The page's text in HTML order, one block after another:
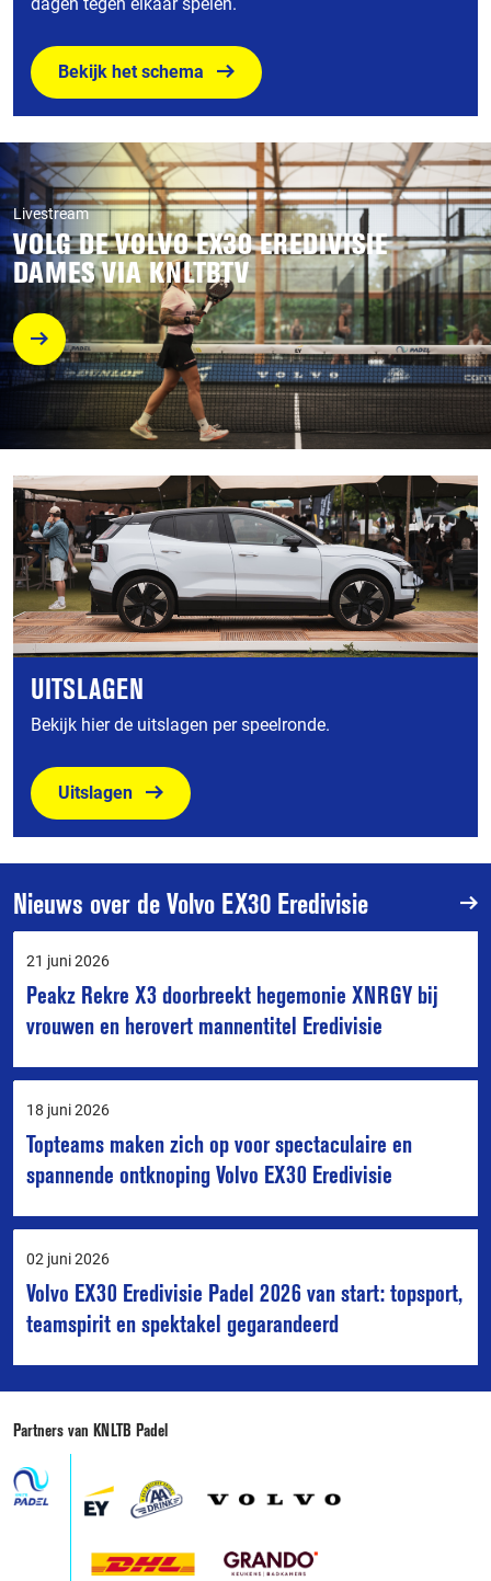
Bekijk het schema
Livestream
VOLG DE VOLVO EX30 EREDIVISIE
DAMES VIA KNLTBTV
UITSLAGEN
Bekijk hier de uitslagen per speelronde.
Uitslagen
Nieuws over de Volvo EX30 Eredivisie
21 juni 2026
Peakz Rekre X3 doorbreekt hegemonie XNRGY bij
vrouwen en herovert mannentitel Eredivisie
18 juni 2026
Topteams maken zich op voor spectaculaire en
spannende ontknoping Volvo EX30 Eredivisie
02 juni 2026
Volvo EX30 Eredivisie Padel 2026 van start: topsport,
teamspirit en spektakel gegarandeerd
Partners van KNLTB Padel